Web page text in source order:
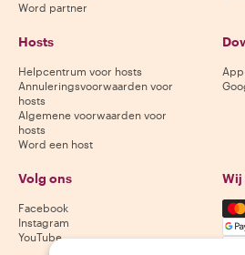
Word partner
Hosts
Helpcentrum voor hosts
Annuleringsvoorwaarden voor
hosts
Algemene voorwaarden voor
hosts
Word een host
Volg ons
Facebook
Instagram
YouTube
Wij